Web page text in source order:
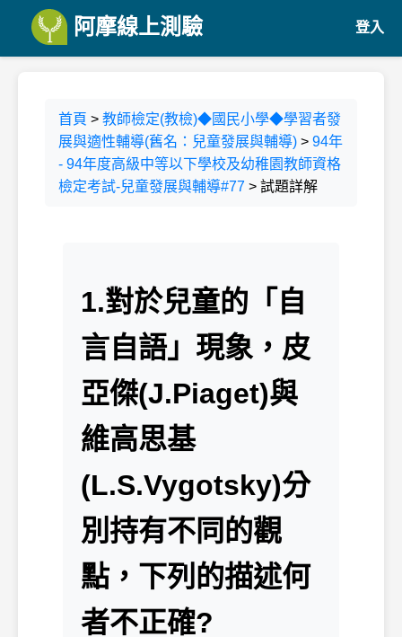
阿摩線上測驗 登入
首頁 > 教師檢定(教檢)◆國民小學◆學習者發
展與適性輔導(舊名：兒童發展與輔導) > 94年
- 94年度高級中等以下學校及幼稚園教師資格
檢定考試-兒童發展與輔導#77 > 試題詳解
1.對於兒童的「自
言自語」現象，皮
亞傑(J.Piaget)與
維高思基
(L.S.Vygotsky)分
別持有不同的觀
點，下列的描述何
者不正確?